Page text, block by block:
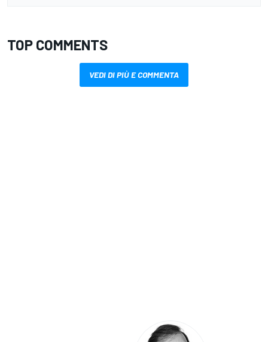
TOP COMMENTS
VEDI DI PIÙ E COMMENTA